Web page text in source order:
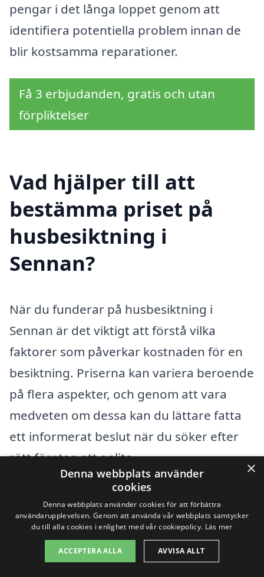
pengar i det långa loppet genom att
identifiera potentiella problem innan de
blir kostsamma reparationer.
Få 3 erbjudanden, gratis och utan
förpliktelser
Vad hjälper till att
bestämma priset på
husbesiktning i
Sennan?
När du funderar på husbesiktning i
Sennan är det viktigt att förstå vilka
faktorer som påverkar kostnaden för en
besiktning. Priserna kan variera beroende
på flera aspekter, och genom att vara
medveten om dessa kan du lättare fatta
ett informerat beslut när du söker efter
rätt företag att anlita.
Här är några av de främsta faktorerna
som kan påverka prissättningen av
husbesiktning:
×
Denna webbplats använder
cookies
Denna webbplats använder cookies för att förbättra
användarupplevelsen. Genom att använda vår webbplats samtycker
du till alla cookies i enlighet med vår cookiepolicy. Läs mer
ACCEPTERA ALLA AVVISA ALLT